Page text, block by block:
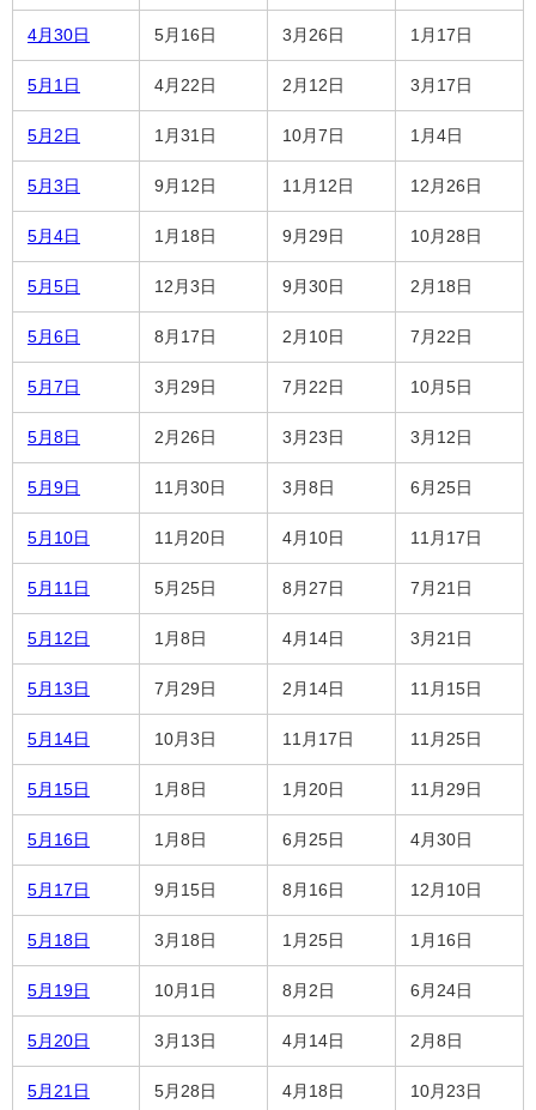
4月30日 5月16日 3月26日 1月17日
5月1日 4月22日 2月12日 3月17日
5月2日 1月31日 10月7日 1月4日
5月3日 9月12日 11月12日 12月26日
5月4日 1月18日 9月29日 10月28日
5月5日 12月3日 9月30日 2月18日
5月6日 8月17日 2月10日 7月22日
5月7日 3月29日 7月22日 10月5日
5月8日 2月26日 3月23日 3月12日
5月9日 11月30日 3月8日 6月25日
5月10日 11月20日 4月10日 11月17日
5月11日 5月25日 8月27日 7月21日
5月12日 1月8日 4月14日 3月21日
5月13日 7月29日 2月14日 11月15日
5月14日 10月3日 11月17日 11月25日
5月15日 1月8日 1月20日 11月29日
5月16日 1月8日 6月25日 4月30日
5月17日 9月15日 8月16日 12月10日
5月18日 3月18日 1月25日 1月16日
5月19日 10月1日 8月2日 6月24日
5月20日 3月13日 4月14日 2月8日
5月21日 5月28日 4月18日 10月23日